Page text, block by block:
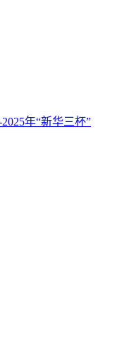
2025年“新华三杯”